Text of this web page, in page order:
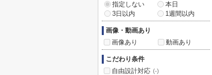
指定しない
本日
3日以内
1週間以内
画像・動画あり
画像あり
動画あり
こだわり条件
自由設計対応 (-)